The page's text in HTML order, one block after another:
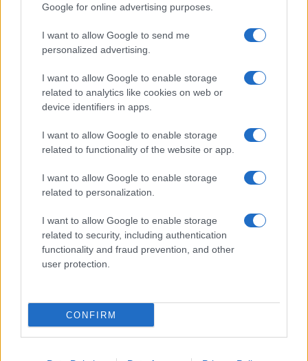
Google for online advertising purposes.
I want to allow Google to send me
personalized advertising.
I want to allow Google to enable storage
related to analytics like cookies on web or
device identifiers in apps.
I want to allow Google to enable storage
related to functionality of the website or app.
I want to allow Google to enable storage
related to personalization.
I want to allow Google to enable storage
related to security, including authentication
functionality and fraud prevention, and other
user protection.
CONFIRM
A világon évente mintegy 25 millió tonna őszibarack terem, Kína
- csaknem 17 millió tonnával - messze a legnagyobb termelő.
Teliholdas Éjszakai Erdőfürdő
A teliholdas erdőfürdő különleges lehetőség arra, hogy
megtapasztald a természet egy másik arcát. Ahogy sötétedik, a
látásunk háttérbe húzódik, és a többi érzékszervünk egyre
élménye.
zínekben élt élet - Claire Vasarely életmű-kiállítása a
Claire Vasarely, a magyar származású francia alkotóművész
életműve most először mutatkozik be önállóan
Magyarországon, és ugyancsak első ízben látható együtt
múzeum gondjaira bízott.